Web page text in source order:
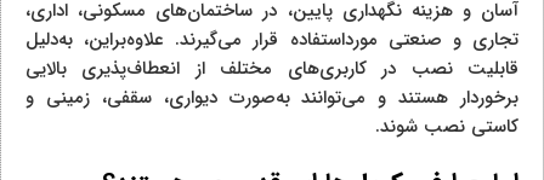
آسان و هزینه نگهداری پایین، در ساختمان‌های مسکونی، اداری،
تجاری و صنعتی مورداستفاده قرار می‌گیرند. علاوه‌براین، به‌دلیل
قابلیت نصب در کاربری‌های مختلف از انعطاف‌پذیری بالایی
برخوردار هستند و می‌توانند به‌صورت دیواری، سقفی، زمینی و
کاستی نصب شوند.